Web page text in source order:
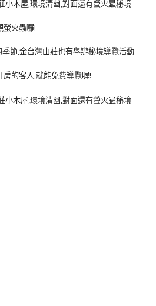
螢火蟲囉!
節,金台灣山莊也有舉辦秘境導覽活動
的客人,就能免費導覽喔!